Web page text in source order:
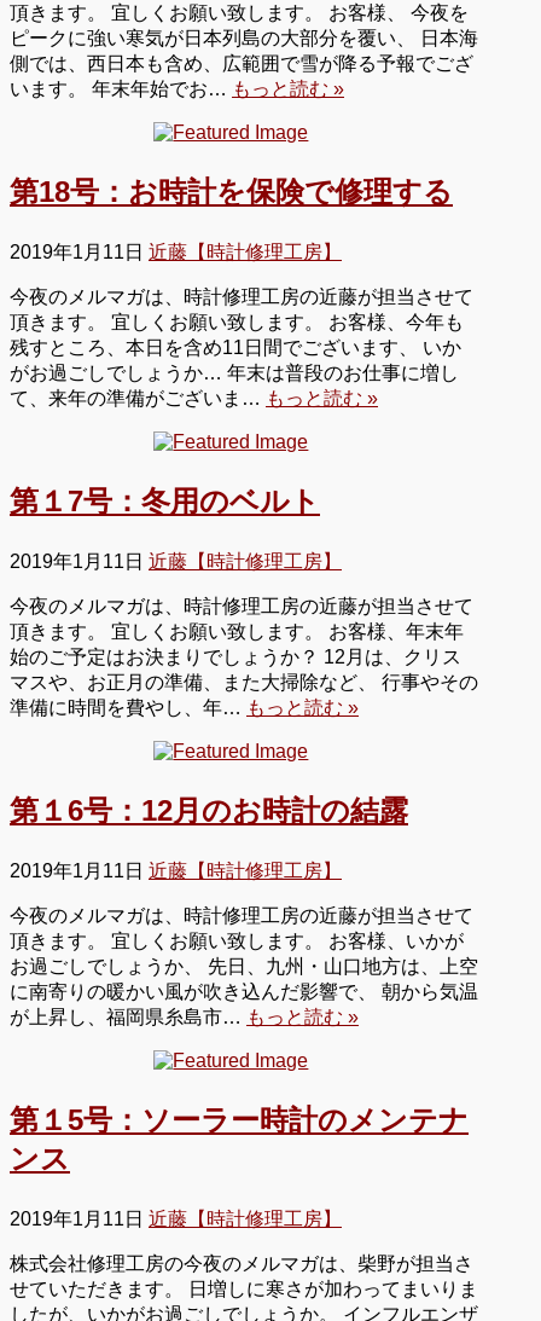
頂きます。 宜しくお願い致します。 お客様、 今夜を
ピークに強い寒気が日本列島の大部分を覆い、 日本海
側では、西日本も含め、広範囲で雪が降る予報でござ
います。 年末年始でお… もっと読む »
第18号：お時計を保険で修理する
2019年1月11日 近藤【時計修理工房】
今夜のメルマガは、時計修理工房の近藤が担当させて
頂きます。 宜しくお願い致します。 お客様、今年も
残すところ、本日を含め11日間でございます、 いか
がお過ごしでしょうか… 年末は普段のお仕事に増し
て、来年の準備がございま… もっと読む »
第１7号：冬用のベルト
2019年1月11日 近藤【時計修理工房】
今夜のメルマガは、時計修理工房の近藤が担当させて
頂きます。 宜しくお願い致します。 お客様、年末年
始のご予定はお決まりでしょうか？ 12月は、クリス
マスや、お正月の準備、また大掃除など、 行事やその
準備に時間を費やし、年… もっと読む »
第１6号：12月のお時計の結露
2019年1月11日 近藤【時計修理工房】
今夜のメルマガは、時計修理工房の近藤が担当させて
頂きます。 宜しくお願い致します。 お客様、いかが
お過ごしでしょうか、 先日、九州・山口地方は、上空
に南寄りの暖かい風が吹き込んだ影響で、 朝から気温
が上昇し、福岡県糸島市… もっと読む »
第１5号：ソーラー時計のメンテナ
ンス
2019年1月11日 近藤【時計修理工房】
株式会社修理工房の今夜のメルマガは、柴野が担当さ
せていただきます。 日増しに寒さが加わってまいりま
したが、いかがお過ごしでしょうか。 インフルエンザ